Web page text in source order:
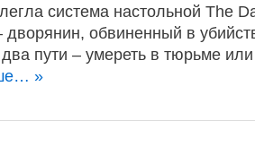
система настольной The
дворянин, обвиненный в
пути – умереть в тюрьме
»